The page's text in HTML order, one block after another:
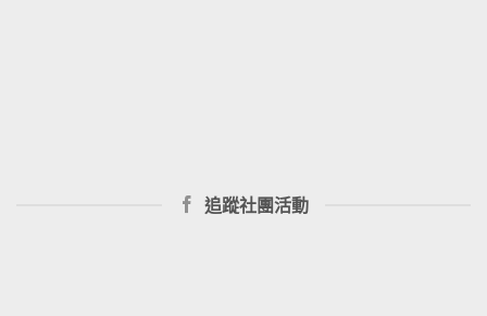
追蹤社團活動